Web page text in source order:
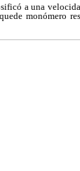
a una
monómero